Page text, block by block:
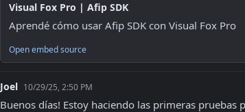
Visual Fox Pro | Afip SDK
Aprendé cómo usar Afip SDK con Visual Fox Pro
Open embed source
Joel 10/29/25, 2:50 PM
Buenos días! Estoy haciendo las primeras